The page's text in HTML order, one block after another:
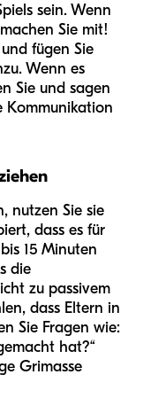
sein. Wenn
Sie mit!
fügen Sie
Wenn es
Sie und sagen
Kommunikation
nutzen Sie sie
dass es für
15 Minuten
die
zu passivem
dass Eltern in
Sie Fragen wie:
hat?“
Grimasse